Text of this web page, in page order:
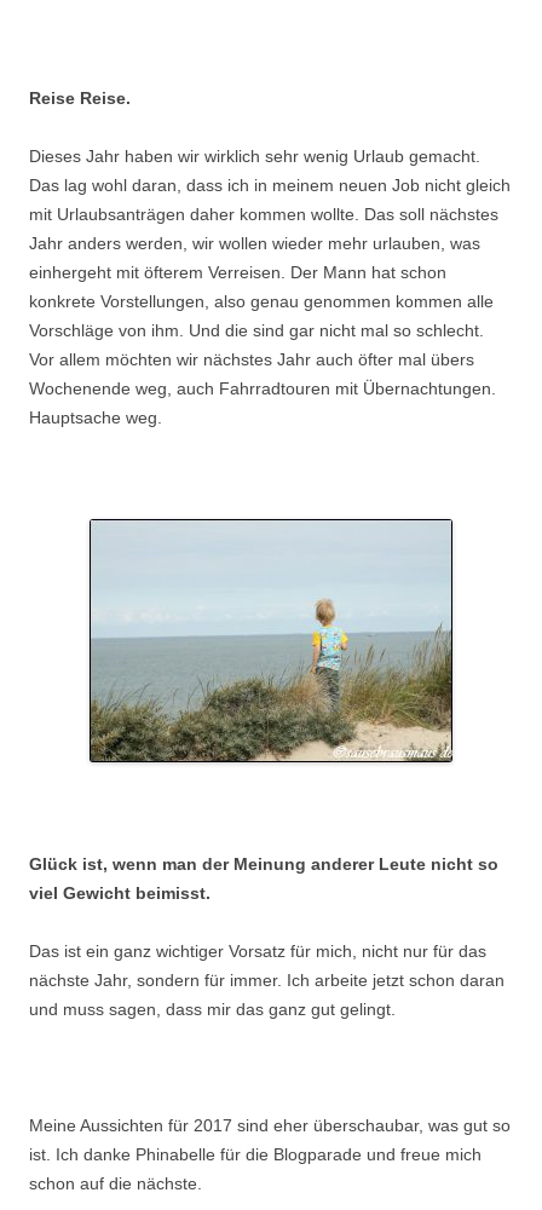
Reise Reise.
Dieses Jahr haben wir wirklich sehr wenig Urlaub gemacht.
Das lag wohl daran, dass ich in meinem neuen Job nicht gleich
mit Urlaubsanträgen daher kommen wollte. Das soll nächstes
Jahr anders werden, wir wollen wieder mehr urlauben, was
einhergeht mit öfterem Verreisen. Der Mann hat schon
konkrete Vorstellungen, also genau genommen kommen alle
Vorschläge von ihm. Und die sind gar nicht mal so schlecht.
Vor allem möchten wir nächstes Jahr auch öfter mal übers
Wochenende weg, auch Fahrradtouren mit Übernachtungen.
Hauptsache weg.
Glück ist, wenn man der Meinung anderer Leute nicht so
viel Gewicht beimisst.
Das ist ein ganz wichtiger Vorsatz für mich, nicht nur für das
nächste Jahr, sondern für immer. Ich arbeite jetzt schon daran
und muss sagen, dass mir das ganz gut gelingt.
Meine Aussichten für 2017 sind eher überschaubar, was gut so
ist. Ich danke Phinabelle für die Blogparade und freue mich
schon auf die nächste.